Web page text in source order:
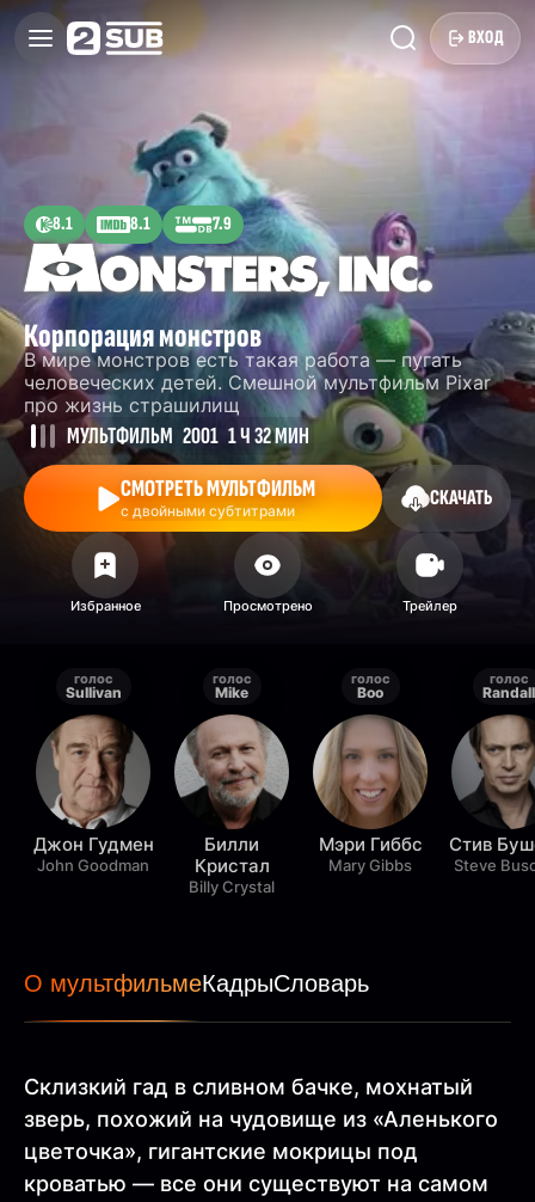
ВХОД
8.1 8.1 7.9
Корпорация монстров
В мире монстров есть такая работа — пугать
человеческих детей. Смешной мультфильм Pixar
про жизнь страшилищ
МУЛЬТФИЛЬМ 2001 1 Ч 32 МИН
СМОТРЕТЬ МУЛЬТФИЛЬМ
с двойными субтитрами
СКАЧАТЬ
голос
Sullivan
Джон Гудмен
John Goodman
голос
Mike
Билли
Кристал
Billy Crystal
голос
Boo
Мэри Гиббс
Mary Gibbs
голос
Randall
Стив
Steve
О мультфильмеКадрыСловарь
Склизкий гад в сливном бачке, мохнатый
зверь, похожий на чудовище из «Аленького
цветочка», гигантские мокрицы под
кроватью — все они существуют на самом